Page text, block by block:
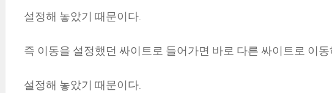
설정해 놓았기 때문이다.
즉 이동을 설정했던 싸이트로 들어가면 바로 다른 싸이트로 이
설정해 놓았기 때문이다.